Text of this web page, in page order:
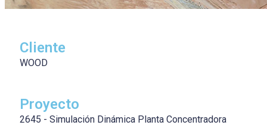
Cliente
WOOD
Proyecto
2645 - Simulación Dinámica Planta Concentradora